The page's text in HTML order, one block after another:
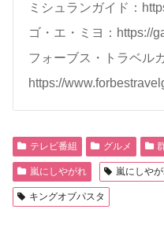
ミシュランガイド：
ゴ・エ・ミヨ：https://
フォーブス・トラベル
https://
テレビ番組 グルメ
嵐にしやがれ 嵐にしや
キングオブパスタ